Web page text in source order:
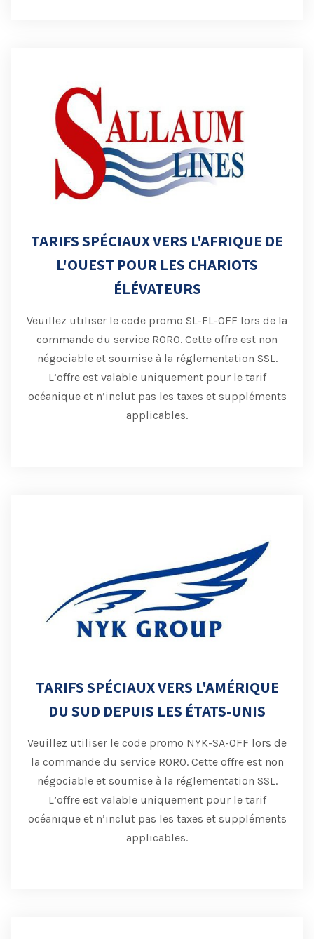
TARIFS SPÉCIAUX VERS L'AFRIQUE DE
L'OUEST POUR LES CHARIOTS
ÉLÉVATEURS
Veuillez utiliser le code promo SL-FL-OFF lors de la
commande du service RORO. Cette offre est non
négociable et soumise à la réglementation SSL.
L’offre est valable uniquement pour le tarif
océanique et n’inclut pas les taxes et suppléments
applicables.
TARIFS SPÉCIAUX VERS L'AMÉRIQUE
DU SUD DEPUIS LES ÉTATS-UNIS
Veuillez utiliser le code promo NYK-SA-OFF lors de
la commande du service RORO. Cette offre est non
négociable et soumise à la réglementation SSL.
L’offre est valable uniquement pour le tarif
océanique et n’inclut pas les taxes et suppléments
applicables.